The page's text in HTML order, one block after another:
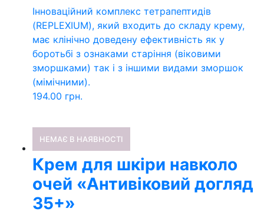
Інноваційний комплекс тетрапептидів
(REPLEXIUM), який входить до складу крему,
має клінічно доведену ефективність як у
боротьбі з ознаками старіння (віковими
зморшками) так і з іншими видами зморшок
(мімічними).
194.00 грн.
НЕМАЄ В НАЯВНОСТІ
Крем для шкіри навколо
очей «Антивіковий догляд
35+»